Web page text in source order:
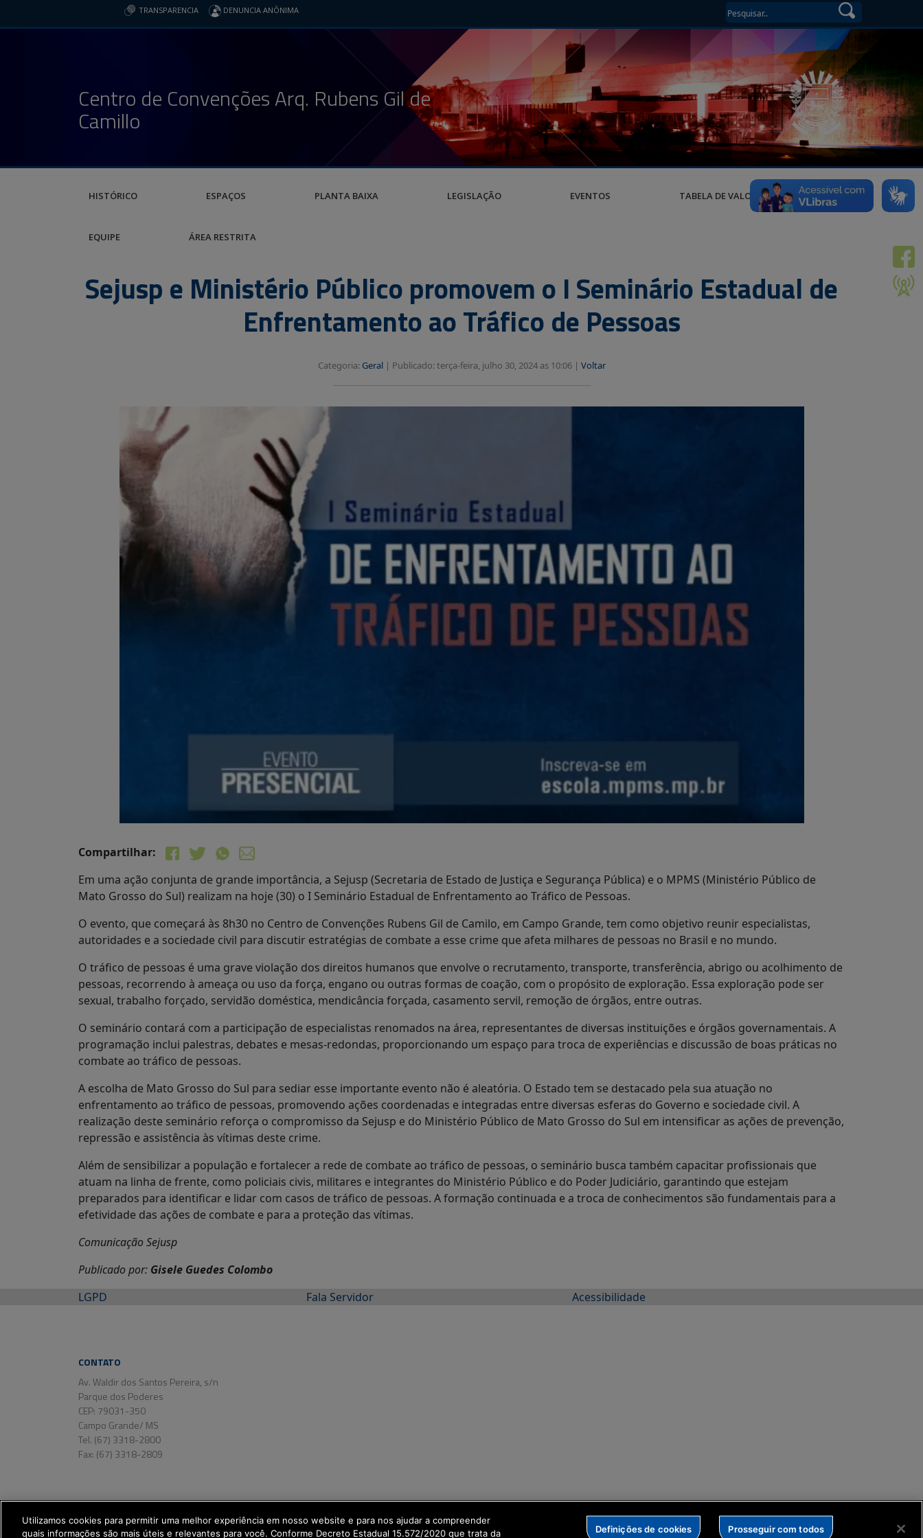
TRANSPARENCIA DENUNCIA ANÔNIMA
Centro de Convenções Arq. Rubens Gil de
Camillo
HISTÓRICO ESPAÇOS PLANTA BAIXA LEGISLAÇÃO EVENTOS TABELA DE VALORES
EQUIPE ÁREA RESTRITA
Sejusp e Ministério Público promovem o I Seminário Estadual de
Enfrentamento ao Tráfico de Pessoas
Categoria: Geral| Publicado: terça-feira, julho 30, 2024 as 10:06 | Voltar
Compartilhar:
Em uma ação conjunta de grande importância, a Sejusp (Secretaria de Estado de Justiça e Segurança Pública) e o MPMS (Ministério Público de
Mato Grosso do Sul) realizam na hoje (30) o I Seminário Estadual de Enfrentamento ao Tráfico de Pessoas.
O evento, que começará às 8h30 no Centro de Convenções Rubens Gil de Camilo, em Campo Grande, tem como objetivo reunir especialistas,
autoridades e a sociedade civil para discutir estratégias de combate a esse crime que afeta milhares de pessoas no Brasil e no mundo.
O tráfico de pessoas é uma grave violação dos direitos humanos que envolve o recrutamento, transporte, transferência, abrigo ou acolhimento de
pessoas, recorrendo à ameaça ou uso da força, engano ou outras formas de coação, com o propósito de exploração. Essa exploração pode ser
sexual, trabalho forçado, servidão doméstica, mendicância forçada, casamento servil, remoção de órgãos, entre outras.
O seminário contará com a participação de especialistas renomados na área, representantes de diversas instituições e órgãos governamentais. A
programação inclui palestras, debates e mesas-redondas, proporcionando um espaço para troca de experiências e discussão de boas práticas no
combate ao tráfico de pessoas.
A escolha de Mato Grosso do Sul para sediar esse importante evento não é aleatória. O Estado tem se destacado pela sua atuação no
enfrentamento ao tráfico de pessoas, promovendo ações coordenadas e integradas entre diversas esferas do Governo e sociedade civil. A
realização deste seminário reforça o compromisso da Sejusp e do Ministério Público de Mato Grosso do Sul em intensificar as ações de prevenção,
repressão e assistência às vítimas deste crime.
Além de sensibilizar a população e fortalecer a rede de combate ao tráfico de pessoas, o seminário busca também capacitar profissionais que
atuam na linha de frente, como policiais civis, militares e integrantes do Ministério Público e do Poder Judiciário, garantindo que estejam
preparados para identificar e lidar com casos de tráfico de pessoas. A formação continuada e a troca de conhecimentos são fundamentais para a
efetividade das ações de combate e para a proteção das vítimas.
Comunicação Sejusp
Publicado por: Gisele Guedes Colombo
LGPD
Fala Servidor Acessibilidade
CONTATO
Av. Waldir dos Santos Pereira, s/n
Parque dos Poderes
CEP: 79031-350
Campo Grande/ MS
Tel. (67) 3318-2800
Fax: (67) 3318-2809
Utilizamos cookies para permitir uma melhor experiência em nosso website e para nos ajudar a compreender
quais informações são mais úteis e relevantes para você. Conforme Decreto Estadual 15.572/2020 que trata da
Definições de cookies Prosseguir com todos